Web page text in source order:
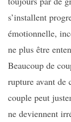
s’installent
émotionnelle,
ne plus être
Beaucoup de
rupture avant de
couple peut
ne deviennent